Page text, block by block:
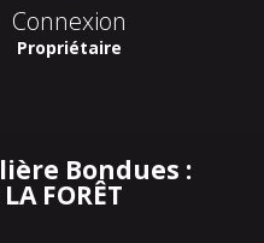
Connexion
Propriétaire
Bondues :
FORÊT